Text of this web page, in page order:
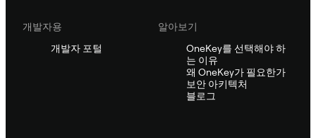
개발자용
개발자 포털
알아보기
OneKey를 선택해야 하
는 이유
왜 OneKey가 필요한가
보안 아키텍처
블로그